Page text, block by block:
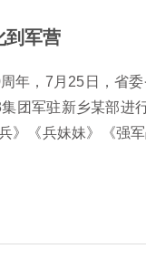
委书记张星江烈士
到军营
年，7月25日，省
团军驻新乡某部进
》《兵妹妹》《强